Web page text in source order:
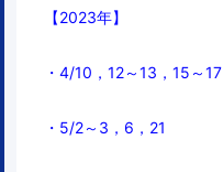
【2023年】
・4/10，12～13，15～17
・5/2～3，6，21